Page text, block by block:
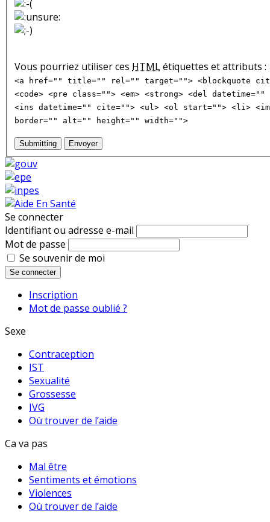
Vous pourriez utiliser ces HTMLétiquettes et attributs :
<a href="" title="" rel="" target=""> <blockquote
<code> <pre class=""> <em> <strong> <del
<ins datetime="" cite=""> <ul> <ol start=""> <li>
border="" alt="" height="" width="">
Submitting Envoyer
Se connecter
Identifiant ou adresse e-mail
Mot de passe
Se souvenir de moi
Se connecter
Inscription
Mot de passe oublié ?
Sexe
Contraception
IST
Sexualité
Grossesse
IVG
Où trouver de l’aide
Ca va pas
Mal être
Sentiments et émotions
Violences
Où trouver de l’aide